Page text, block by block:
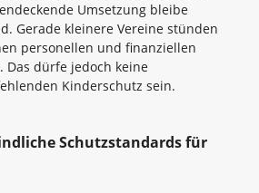
Umsetzung bleibe
Gerade kleinere Vereine stünden
personellen und finanziellen
Das dürfe jedoch keine
Kinderschutz sein.
Schutzstandards für